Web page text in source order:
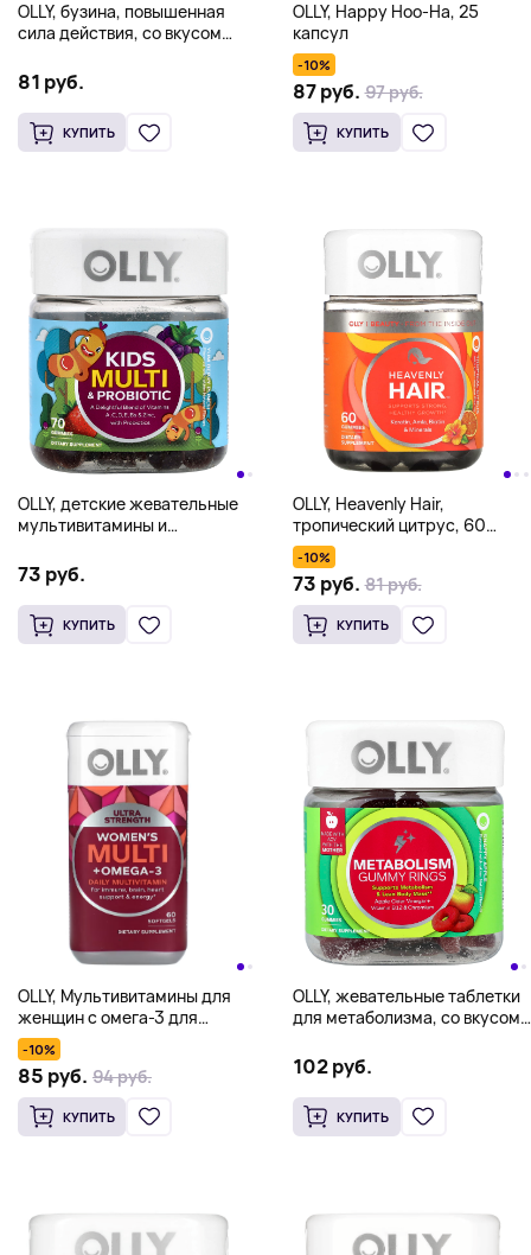
OLLY, бузина, повышенная
сила действия, со вкусом
жевательных мармеладок
(225 мг в 1 жевательной
мармеладке)
81 руб.
КУПИТЬ
OLLY, Happy Hoo-Ha, 25
капсул
-10%
87 руб. 97 руб.
КУПИТЬ
OLLY, детские жевательные
мультивитамины и
ягодного пунша, 70
жевательных таблеток
73 руб.
КУПИТЬ
OLLY, Heavenly Hair,
тропический цитрус, 60
жевательных таблеток
-10%
73 руб. 81 руб.
КУПИТЬ
OLLY, Мультивитамины для
женщин с омега-3 для
ежедневного приема,
сверхсила, 60 мягких
таблеток
-10%
85 руб. 94 руб.
КУПИТЬ
OLLY, жевательные таблетки
для метаболизма, со вкусом
таблеток
102 руб.
КУПИТЬ